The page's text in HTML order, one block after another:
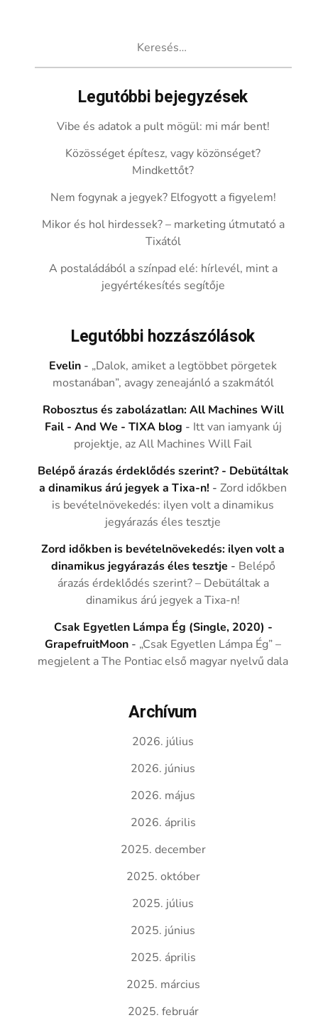
Legutóbbi bejegyzések
Vibe és adatok a pult mögül: mi már bent!
Közösséget építesz, vagy közönséget?
Mindkettőt?
Nem fogynak a jegyek? Elfogyott a figyelem!
Mikor és hol hirdessek? – marketing útmutató a
Tixától
A postaládából a színpad elé: hírlevél, mint a
jegyértékesítés segítője
Legutóbbi hozzászólások
Evelin - „Dalok, amiket a legtöbbet pörgetek
mostanában”, avagy zeneajánló a szakmától
Robosztus és zabolázatlan: All Machines Will
Fail - And We - TIXA blog - Itt van iamyank új
projektje, az All Machines Will Fail
Belépő árazás érdeklődés szerint? - Debütáltak
a dinamikus árú jegyek a Tixa-n! -Zord időkben
is bevételnövekedés: ilyen volt a dinamikus
jegyárazás éles tesztje
Zord időkben is bevételnövekedés: ilyen volt a
dinamikus jegyárazás éles tesztje - Belépő
árazás érdeklődés szerint? – Debütáltak a
dinamikus árú jegyek a Tixa-n!
Csak Egyetlen Lámpa Ég (Single, 2020) -
GrapefruitMoon - „Csak Egyetlen Lámpa Ég” –
megjelent a The Pontiac első magyar nyelvű dala
Archívum
2026. július
2026. június
2026. május
2026. április
2025. december
2025. október
2025. július
2025. június
2025. április
2025. március
2025. február